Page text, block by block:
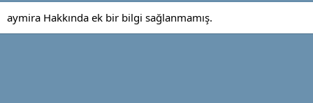
aymira Hakkında ek bir bilgi sağlanmamış.